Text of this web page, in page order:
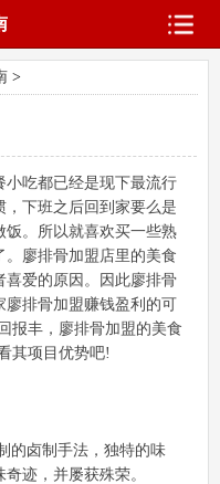
>
小吃都已经是现下最流行
下班之后回到家要么是
饭。所以就喜欢买一些熟
廖排骨加盟店里的美食
喜爱的原因。因此廖排骨
排骨加盟赚钱盈利的可
报丰，廖排骨加盟的美食
其项目优势吧!
的卤制手法，独特的味
迹，并屡获殊荣。